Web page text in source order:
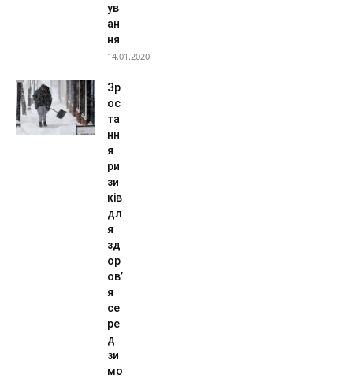
ув
ан
ня
14.01.2020
Зр
ос
та
нн
я
ри
зи
ків
дл
я
зд
ор
ов’
я
се
ре
д
зи
мо